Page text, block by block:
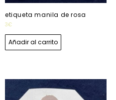
etiqueta manila de rosa
3€
Añadir al carrito